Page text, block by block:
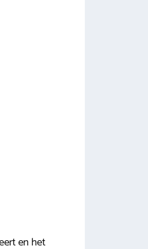
en het